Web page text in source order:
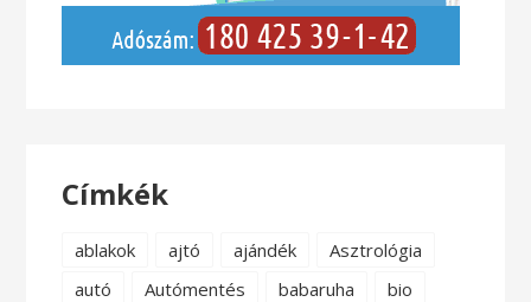
Címkék
ablakok ajtó ajándék
Asztrológia
autó
Autómentés babaruha
bio